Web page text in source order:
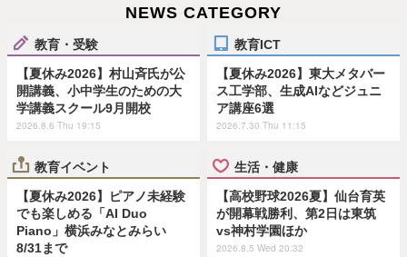
NEWS CATEGORY
教育・受験
【夏休み2026】村山斉氏が公
開講義、小中学生のための大
学講義スクール9月開校
2026.8.6 Thu 19:15
教育ICT
【夏休み2026】東大メタバー
ス工学部、生成AIなどジュニ
ア講座6選
2026.7.30 Thu 11:15
教育イベント
【夏休み2026】ピアノ未経験
でも楽しめる「AI Duo
Piano」横浜みなとみらい
8/31まで
生活・健康
【高校野球2026夏】仙台育英
が開幕戦勝利、第2日は東筑
vs神村学園ほか
2026.8.5 Wed 20:32